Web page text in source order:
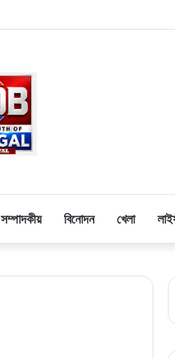
সম্পাদকীয় বিনোদন খেলা